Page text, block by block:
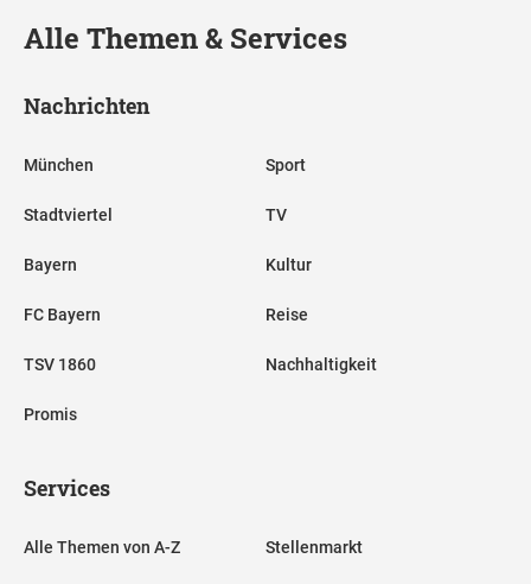
Alle Themen & Services
Nachrichten
München
Stadtviertel
Bayern
FC Bayern
TSV 1860
Promis
Sport
TV
Kultur
Reise
Nachhaltigkeit
Services
Alle Themen von A-Z Stellenmarkt